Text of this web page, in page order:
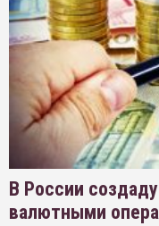
В России
валютными